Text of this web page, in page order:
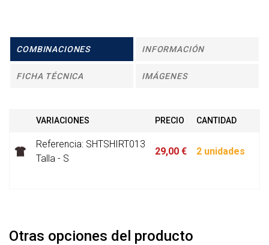
COMBINACIONES INFORMACIÓN
FICHA TÉCNICA IMÁGENES
VARIACIONES PRECIO CANTIDAD
Referencia: SHTSHIRT013
Talla - S
29,00 € 2 unidades
Otras opciones del producto